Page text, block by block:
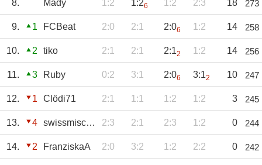
8. Mady 1:2 1:26 1:2 2:3 18 273
9. 1 FCBeat 2:0 2:1 2:06 1:2 14 258
10. 2 tiko 2:1 2:1 2:12 1:2 14 256
11. 3 Ruby 0:2 3:1 2:06 3:12 10 247
12. 1 Clödi71 2:1 1:1 1:2 1:2 3 245
13. 4 swissmischa66 2:3 2:1 2:3 1:2 0 244
14. 2 FranziskaA 2:0 3:2 1:2 2:2 0 242